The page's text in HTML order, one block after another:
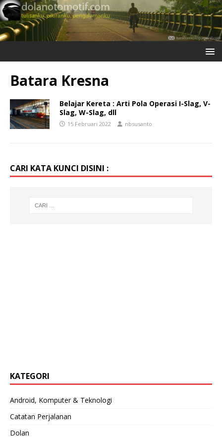
Batara Kresna
Belajar Kereta : Arti Pola Operasi I-Slag, V-
Slag, W-Slag, dll
15 Februari 2022 nbsusanto
CARI KATA KUNCI DISINI :
KATEGORI
Android, Komputer & Teknologi
Catatan Perjalanan
Dolan